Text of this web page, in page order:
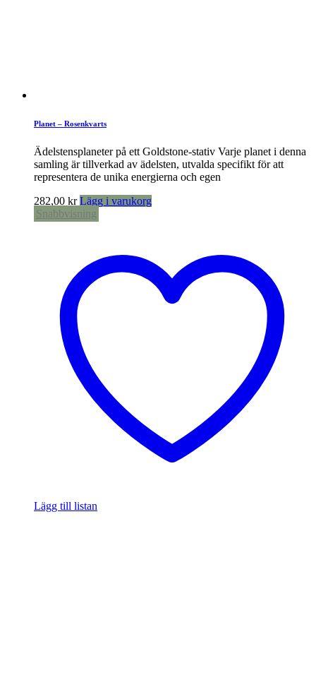
Planet – Rosenkvarts
Ädelstensplaneter på ett Goldstone-stativ Varje planet i denna
samling är tillverkad av ädelsten, utvalda specifikt för att
representera de unika energierna och egen
282,00 kr Lägg i varukorg
Snabbvisning
Lägg till listan